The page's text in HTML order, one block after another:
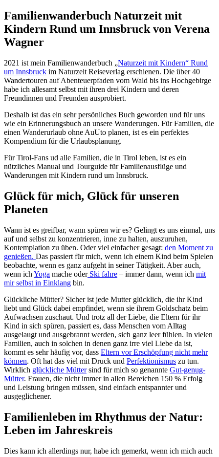
Familienwanderbuch Naturzeit mit
Kindern Rund um Innsbruck von Verena
Wagner
2021 ist mein Familienwanderbuch „Naturzeit mit Kindern“ Rund
um Innsbruck im Naturzeit Reiseverlag erschienen. Die über 40
Wandertouren auf Abenteuerpfaden vom Wald bis ins Hochgebirge
habe ich allesamt selbst mit ihren drei Kindern und deren
Freundinnen und Freunden ausprobiert.
Deshalb ist das ein sehr persönliches Buch geworden und für uns
wie ein Erinnerungsbuch an unsere Wanderungen. Für Familien, die
einen Wanderurlaub ohne AuUto planen, ist es ein perfektes
Kompendium für die Urlaubsplanung.
Für Tirol-Fans ud alle Familien, die in Tirol leben, ist es ein
nützliches Manual und Tourguide für Familienausflüge und
Wanderungen mit Kindern rund um Innsbruck.
Glück für mich, Glück für unseren
Planeten
Wann ist es greifbar, wann spüren wir es? Gelingt es uns einmal, uns
auf und selbst zu konzentrieren, inne zu halten, auszuruhen,
Kontemplation zu üben. Oder viel einfacher gesagt: den Moment zu
genießen. Das passiert für mich, wenn ich einem Kind beim Spielen
beobachte, wenn es ganz aufgeht in seiner Tätigkeit. Aber auch,
wenn ich Yoga mache oderSki fahre – immer dann, wenn ich mit
mir selbst in Einklang bin.
Glückliche Mütter? Sicher ist jede Mutter glücklich, die ihr Kind
liebt und Glück dabei empfindet, wenn sie ihrem Goldschatz beim
Aufwachsen zuschaut. Und trotz all der Liebe, die Eltern für ihr
Kind in sich spüren, passiert es, dass Menschen vom Alltag
ausgelaugt und ausgebrannt werden, sich ganz leer fühlen. In vielen
Familien, auch in solchen in denen ganz irre viel Liebe da ist,
kommt es sehr häufig vor, dass Eltern vor Erschöpfung nicht mehr
können. Oft hat das viel mit Druck und Perfektionismus zu tun.
Wirklich glückliche Müttersind für mich so genannte Gut-genug-
Mütter. Frauen, die nicht immer in allen Bereichen 150 % Erfolg
und Leistung bringen müssen, sind einfach entspannter und
ausgeglichener.
Familienleben im Rhythmus der Natur:
Leben im Jahreskreis
Dies kann ich allerdings nur, habe ich gemerkt, wenn ich mich auch